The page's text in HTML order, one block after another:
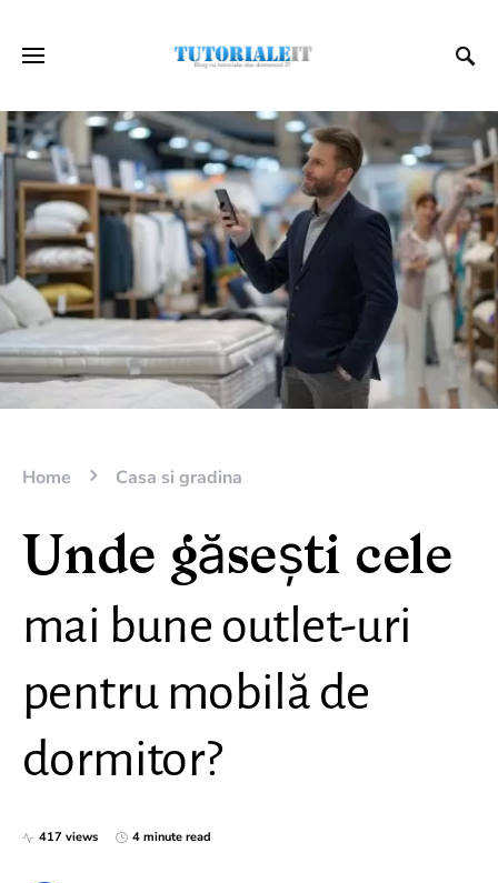
Home Casa si gradina
Unde găsești cele
mai bune outlet-uri
pentru mobilă de
dormitor?
417 views 4 minute read